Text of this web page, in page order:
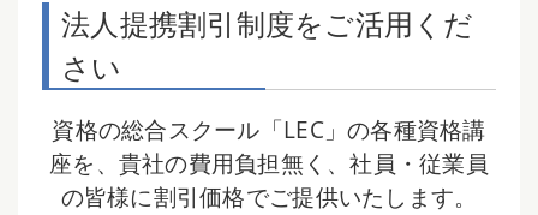
法人提携割引制度をご活用くだ
さい
資格の総合スクール「LEC」の各種資格講
座を、貴社の費用負担無く、社員・従業員
の皆様に割引価格でご提供いたします。